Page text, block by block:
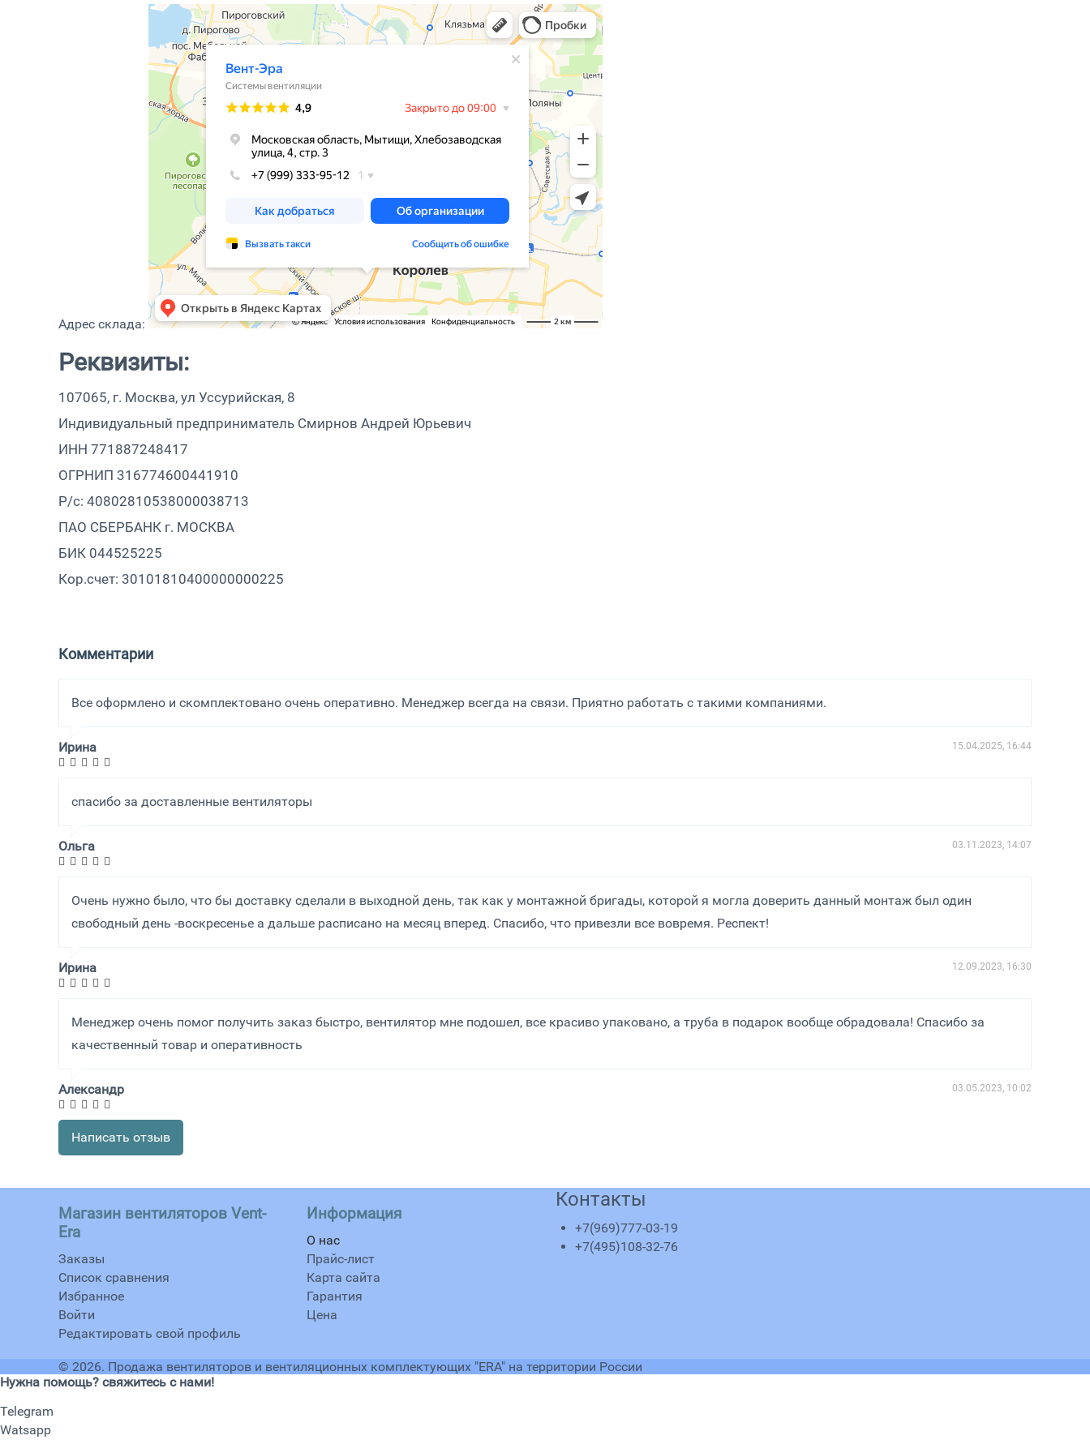
Адрес склада:
Реквизиты:
107065, г. Москва, ул Уссурийская, 8
Индивидуальный предприниматель Смирнов Андрей Юрьевич
ИНН 771887248417
ОГРНИП 316774600441910
Р/с: 40802810538000038713
ПАО СБЕРБАНК г. МОСКВА
БИК 044525225
Кор.счет: 30101810400000000225
Комментарии
Все оформлено и скомплектовано очень оперативно. Менеджер всегда на связи. Приятно работать с такими компаниями.
Ирина 15.04.2025, 16:44
спасибо за доставленные вентиляторы
Ольга 03.11.2023, 14:07
Очень нужно было, что бы доставку сделали в выходной день, так как у монтажной бригады, которой я могла доверить данный монтаж был один
свободный день -воскресенье а дальше расписано на месяц вперед. Спасибо, что привезли все вовремя. Респект!
Ирина 12.09.2023, 16:30
Менеджер очень помог получить заказ быстро, вентилятор мне подошел, все красиво упаковано, а труба в подарок вообще обрадовала! Спасибо за
качественный товар и оперативность
Александр 03.05.2023, 10:02
Написать отзыв
Магазин вентиляторов Vent-
Era
Заказы
Список сравнения
Избранное
Войти
Редактировать свой профиль
Информация
О нас
Прайс-лист
Карта сайта
Гарантия
Цена
Контакты
+7(969)777-03-19
+7(495)108-32-76
© 2026. Продажа вентиляторов и вентиляционных комплектующих "ERA" на территории России
Нужна помощь? свяжитесь с нами!
Telegram
Watsapp